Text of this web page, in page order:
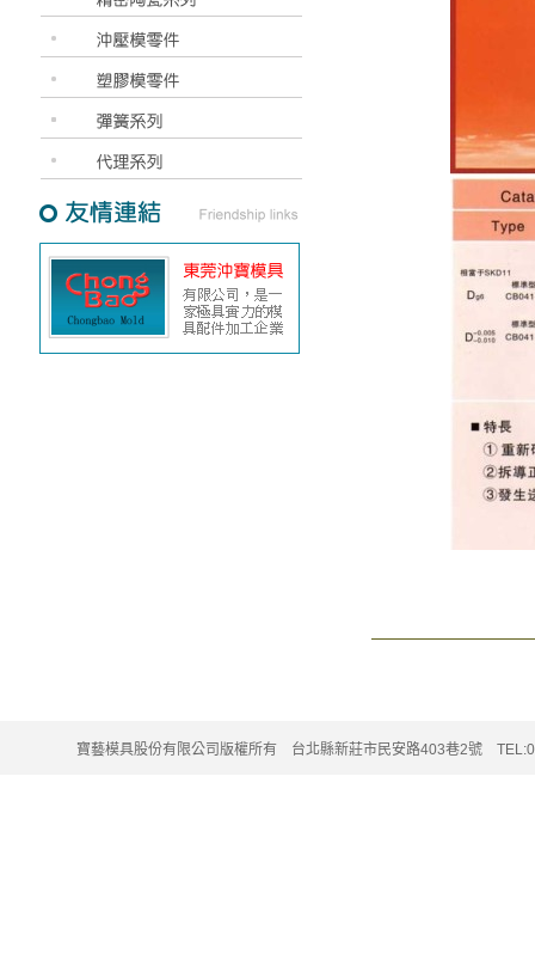
寶藝模具股份有限公司版權所有 台北縣新莊市民安路403巷2號